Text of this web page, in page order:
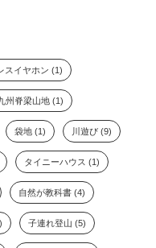
スイヤホン (1)
州脊梁山地 (1)
袋地 (1) 川遊び (9)
タイニーハウス (1)
自然が教科書 (4)
子連れ登山 (5)